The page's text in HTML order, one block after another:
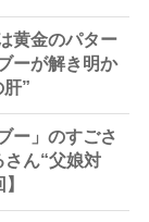
黄金のパター
ーが解き明か
”
ー」のすごさ
さん“父娘対